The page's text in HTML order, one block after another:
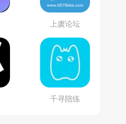
上虞论坛
千寻陪练